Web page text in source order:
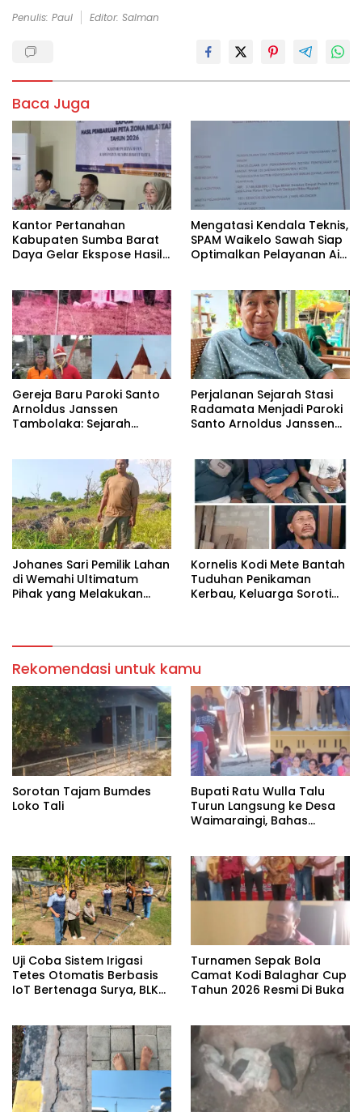
Penulis: Paul Editor: Salman
Baca Juga
Kantor Pertanahan
Kabupaten Sumba Barat
Daya Gelar Ekspose Hasil
Mengatasi Kendala Teknis,
SPAM Waikelo Sawah Siap
Optimalkan Pelayanan Air
Gereja Baru Paroki Santo
Arnoldus Janssen
Tambolaka: Sejarah
Kolektif Perjuangan Para
Imam Bersama Para
Tokoh Umat
Perjalanan Sejarah Stasi
Radamata Menjadi Paroki
Santo Arnoldus Janssen
‎Johanes Sari Pemilik Lahan
di Wemahi Ultimatum
Pihak yang Melakukan
Kornelis Kodi Mete Bantah
Tuduhan Penikaman
Kerbau, Keluarga Soroti
Rekomendasi untuk kamu
Sorotan Tajam Bumdes
Loko Tali
Bupati Ratu Wulla Talu
Turun Langsung ke Desa
Waimaraingi, Bahas
Uji Coba Sistem Irigasi
Tetes Otomatis Berbasis
IoT Bertenaga Surya, BLK
Turnamen Sepak Bola
Camat Kodi Balaghar Cup
Tahun 2026 Resmi Di Buka ‎